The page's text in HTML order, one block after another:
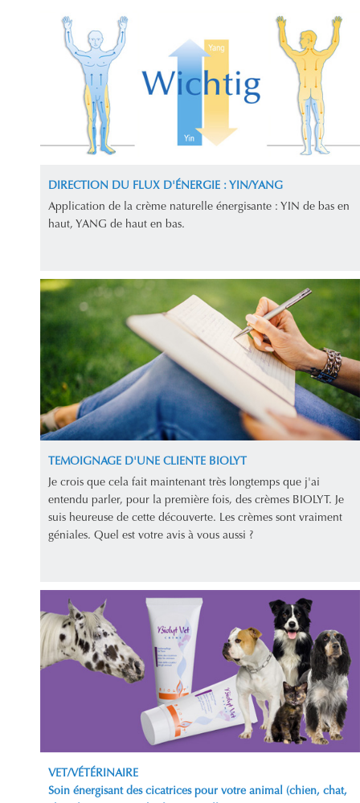
DIRECTION DU FLUX D'ÉNERGIE : YIN/YANG
Application de la crème naturelle énergisante : YIN de bas en
haut, YANG de haut en bas.
TEMOIGNAGE D'UNE CLIENTE BIOLYT
Je crois que cela fait maintenant très longtemps que j'ai
entendu parler, pour la première fois, des crèmes BIOLYT. Je
suis heureuse de cette découverte. Les crèmes sont vraiment
géniales. Quel est votre avis à vous aussi ?
VET/VÉTÉRINAIRE
Soin énergisant des cicatrices pour votre animal (chien, chat,